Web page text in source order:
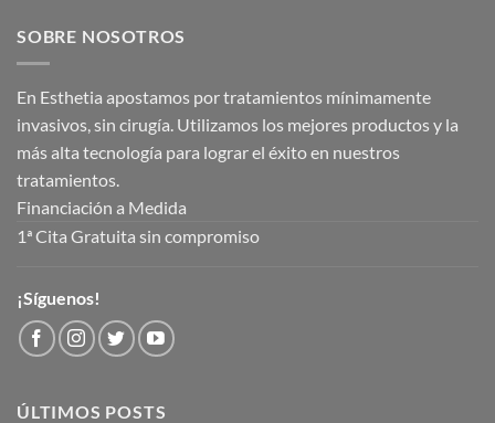
SOBRE NOSOTROS
En Esthetia apostamos por tratamientos mínimamente
invasivos, sin cirugía. Utilizamos los mejores productos y la
más alta tecnología para lograr el éxito en nuestros
tratamientos.
Financiación a Medida
1ª Cita Gratuita sin compromiso
¡Síguenos!
ÚLTIMOS POSTS